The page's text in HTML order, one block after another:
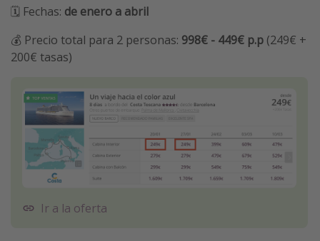
🗓️ Fechas: de enero a abril
💰 Precio total para 2 personas: 998€ - 449€ p.p (249€ +
200€ tasas)
Ir a la oferta